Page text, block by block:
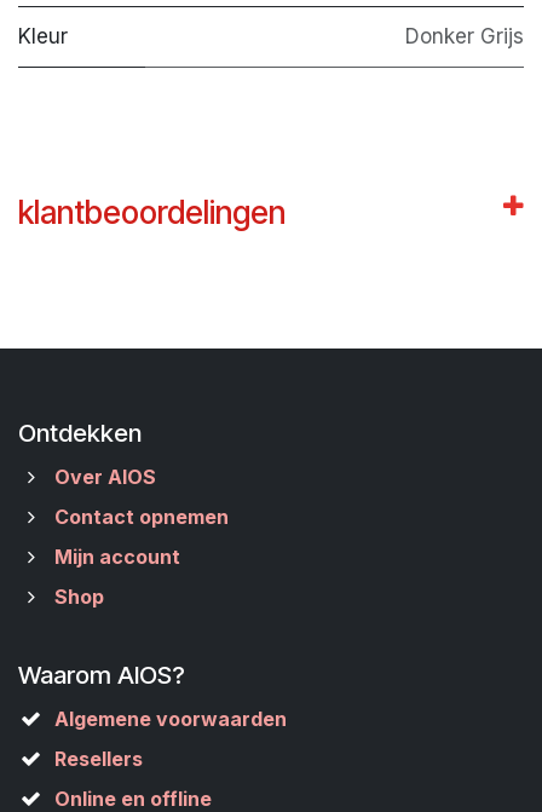
Kleur Donker Grijs
klantbeoordelingen
Ontdekken
Over AIOS
Contact opnemen
Mijn account
Shop
Waarom AIOS?
Algemene voorwaarden
Resellers
Online en offline